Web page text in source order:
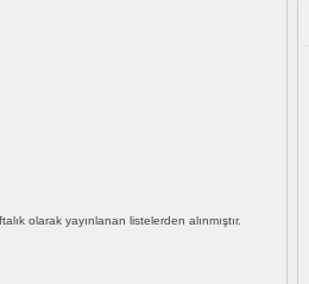
olarak yayınlanan listelerden alınmıştır.